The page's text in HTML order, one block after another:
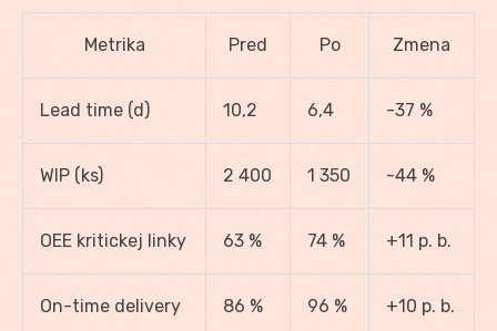
Metrika Pred Po Zmena
Lead time (d) 10,2 6,4 -37 %
WIP (ks) 2 400 1 350 -44 %
OEE kritickej linky 63 % 74 % +11 p. b.
On-time delivery 86 % 96 % +10 p. b.